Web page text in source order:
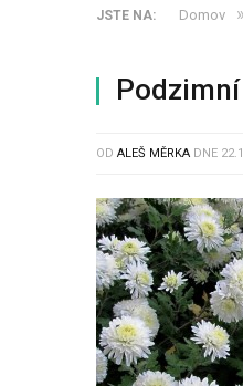
JSTE NA: Domov »
OD ALEŠ MĚRKA DNE